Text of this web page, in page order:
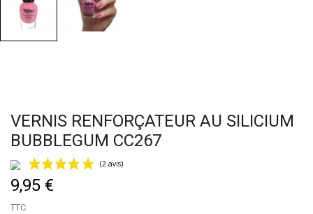
VERNIS RENFORÇATEUR AU SILICIUM
BUBBLEGUM CC267
9,95 €
TTC